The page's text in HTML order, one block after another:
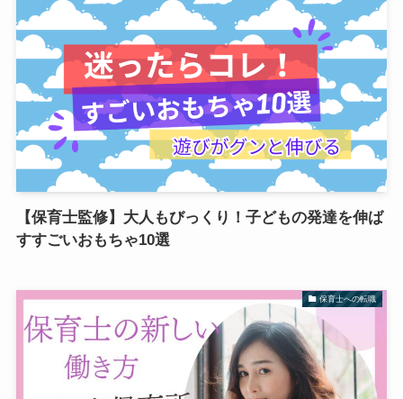
【保育士監修】大人もびっくり！子どもの発達を伸ば
すすごいおもちゃ10選
保育士への転職